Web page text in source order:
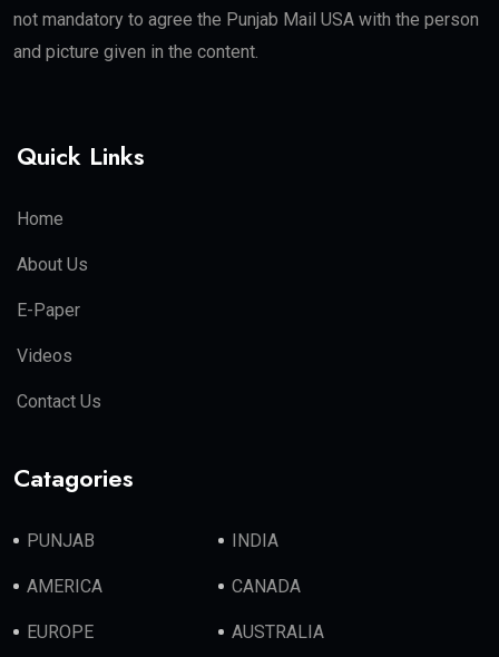
not mandatory to agree the Punjab Mail USA with the person
and picture given in the content.
Quick Links
Home
About Us
E-Paper
Videos
Contact Us
Catagories
PUNJAB INDIA
AMERICA CANADA
EUROPE AUSTRALIA